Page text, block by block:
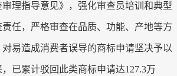
理指导意见》，强化审查员培训和典型
任，严格审查在品质、功能、产地等方
易造成消费者误导的商标申请坚决予以
已累计驳回此类商标申请达127.3万